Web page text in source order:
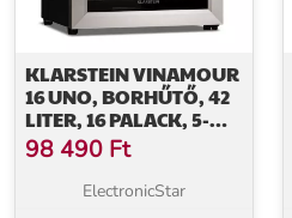
KLARSTEIN VINAMOUR
16 UNO, BORHŰTŐ, 42
LITER, 16 PALACK, 5-
18°C, 41 DB, ÜVEG
98 490 Ft
ElectronicStar